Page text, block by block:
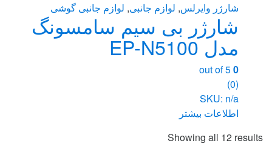
شارژر وایرلس, لوازم جانبی, لوازم جانبی گوشی
شارژر بی سیم سامسونگ
مدل EP-N5100
0
(0)
SKU: n/a
اطلاعات بیشتر
Showing all 12 results
Sorted